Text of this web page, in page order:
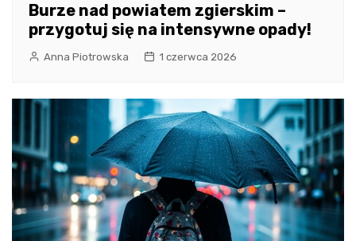
Burze nad powiatem zgierskim –
przygotuj się na intensywne opady!
Anna Piotrowska 1 czerwca 2026